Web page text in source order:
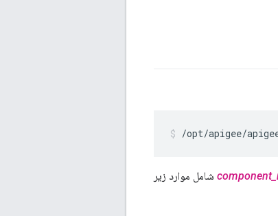
/opt/apigee/
شامل موارد زیر